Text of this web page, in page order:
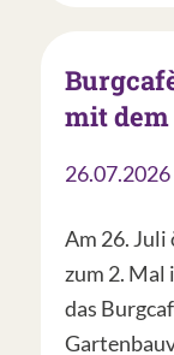
mit
26.07.2026
Am 26. Juli
zum 2. Mal
das